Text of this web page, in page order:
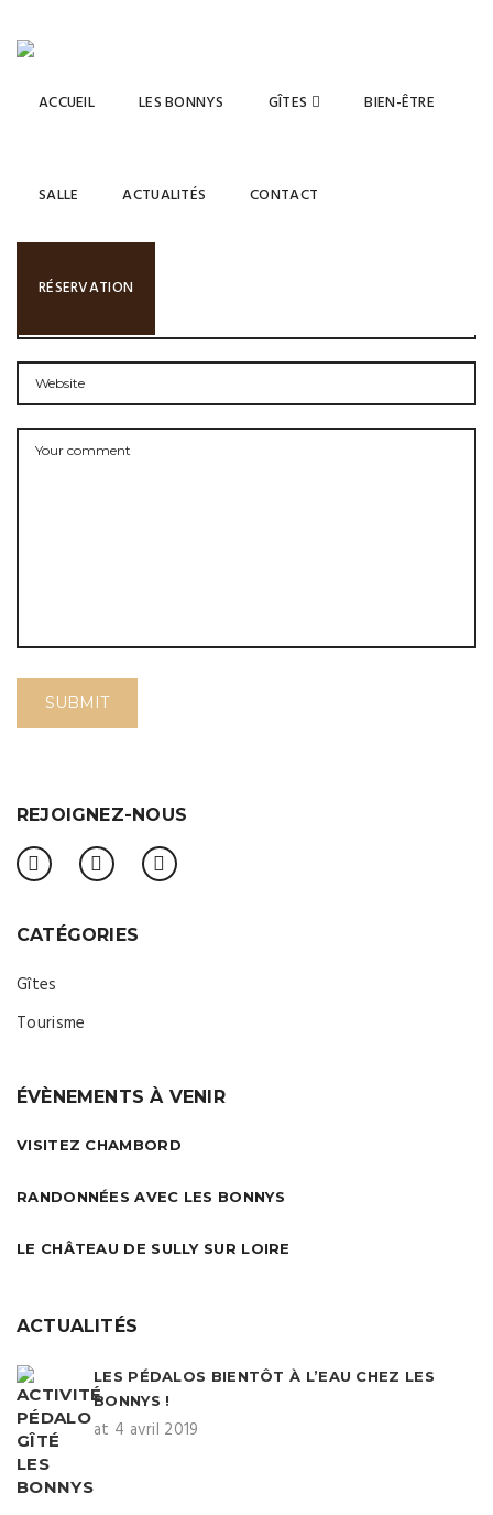
ACCUEIL LES BONNYS GÎTES BIEN-ÊTRE
SALLE ACTUALITÉS CONTACT
RÉSERVATION
LEAVE A COMMENT
REJOIGNEZ-NOUS
CATÉGORIES
Gîtes
Tourisme
ÉVÈNEMENTS À VENIR
VISITEZ CHAMBORD
RANDONNÉES AVEC LES BONNYS
LE CHÂTEAU DE SULLY SUR LOIRE
ACTUALITÉS
LES PÉDALOS BIENTÔT À L’EAU CHEZ LES
BONNYS !
at 4 avril 2019